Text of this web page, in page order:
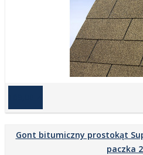
Gont bitumiczny prostokąt
paczka